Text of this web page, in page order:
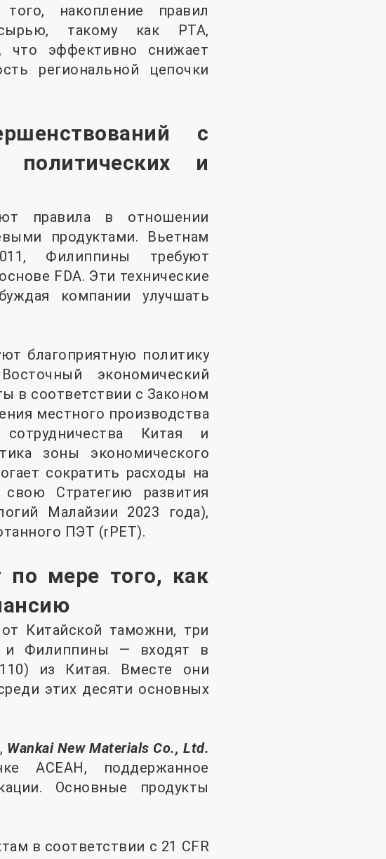
накопление правил
такому как PTA,
что эффективно снижает
региональной цепочки
с
политических и
правила в отношении
продуктами. Вьетнам
Филиппины требуют
FDA. Эти технические
компании улучшать
благоприятную политику
экономический
в соответствии с Законом
местного производства
Китая и
зоны экономического
сократить расходы на
свою Стратегию развития
Малайзии 2023 года),
ПЭТ (rPET).
по мере того, как
Китайской таможни, три
и Филиппины — входят в
из Китая. Вместе они
этих десяти основных
Wankai New Materials Co., Ltd.
АСЕАН, поддержанное
Основные продукты
в соответствии с 21 CFR